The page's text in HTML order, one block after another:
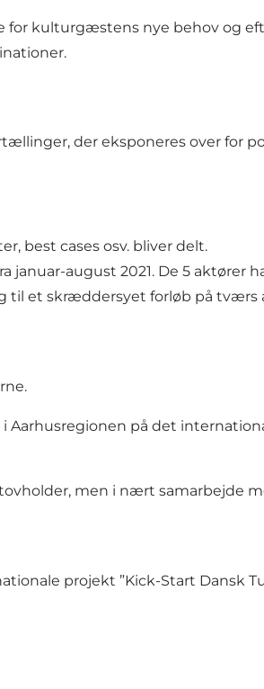
kulturgæstens nye behov og
der eksponeres over for
best cases osv. bliver delt.
august 2021. De 5 aktører
et skræddersyet forløb på tværs
Aarhusregionen på det
men i nært samarbejde
projekt ”Kick-Start Dansk